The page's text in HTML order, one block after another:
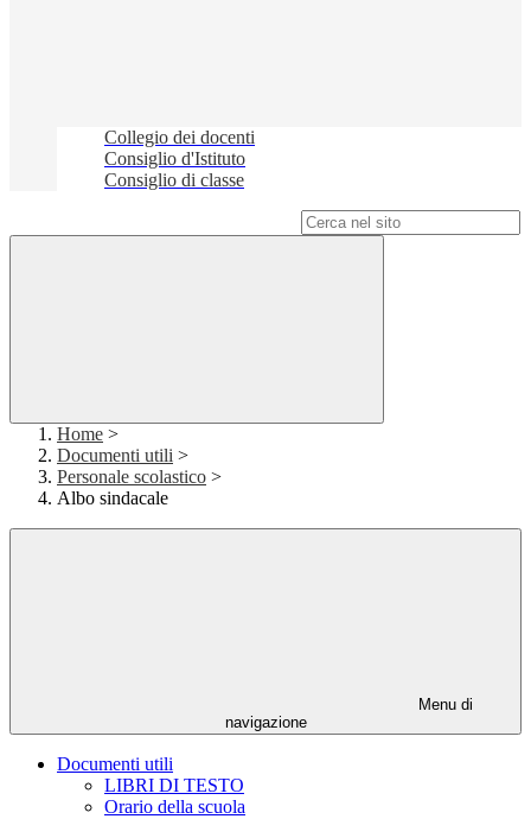
Collegio dei docenti
Consiglio d'Istituto
Consiglio di classe
Home >
Documenti utili >
Personale scolastico >
Albo sindacale
Menu di
navigazione
Documenti utili
LIBRI DI TESTO
Orario della scuola